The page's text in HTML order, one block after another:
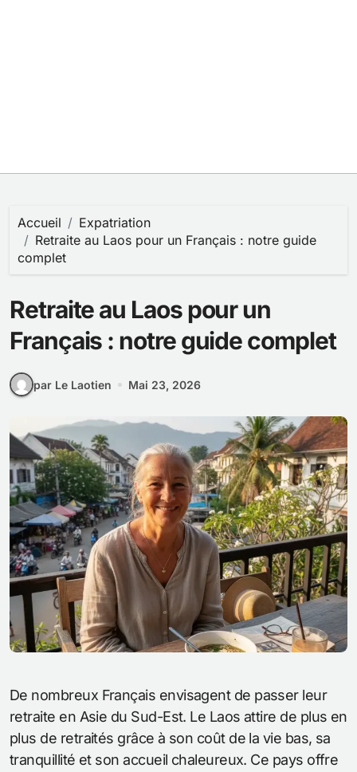
Accueil
Expatriation
Retraite au Laos pour un Français : notre guide
complet
Retraite au Laos pour un
Français : notre guide complet
par Le Laotien Mai 23, 2026
De nombreux Français envisagent de passer leur
retraite en Asie du Sud-Est. Le Laos attire de plus en
plus de retraités grâce à son coût de la vie bas, sa
tranquillité et son accueil chaleureux. Ce pays offre